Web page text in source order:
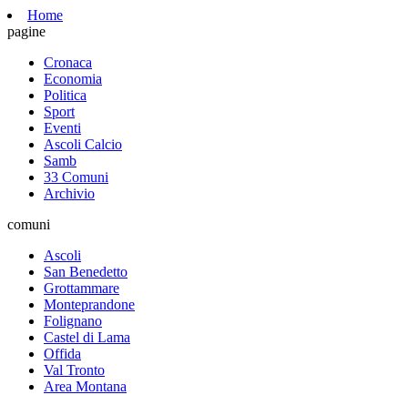
Home
pagine
Cronaca
Economia
Politica
Sport
Eventi
Ascoli Calcio
Samb
33 Comuni
Archivio
comuni
Ascoli
San Benedetto
Grottammare
Monteprandone
Folignano
Castel di Lama
Offida
Val Tronto
Area Montana